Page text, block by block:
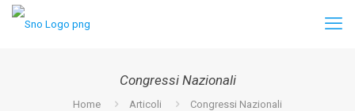
Congressi Nazionali
Home Articoli Congressi Nazionali